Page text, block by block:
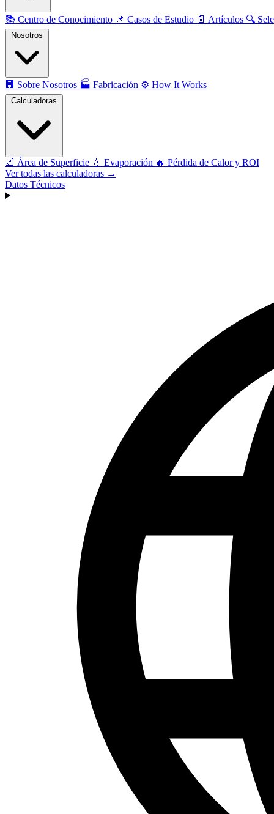
📚 Centro de Conocimiento 📌 Casos de Estudio 📄 Artículos 🔍
🏢 Sobre Nosotros 🏭 Fabricación ⚙️ How It Works
📐 Área de Superficie 💧 Evaporación 🔥 Pérdida de Calor y ROI
Ver todas las calculadoras →
Datos Técnicos